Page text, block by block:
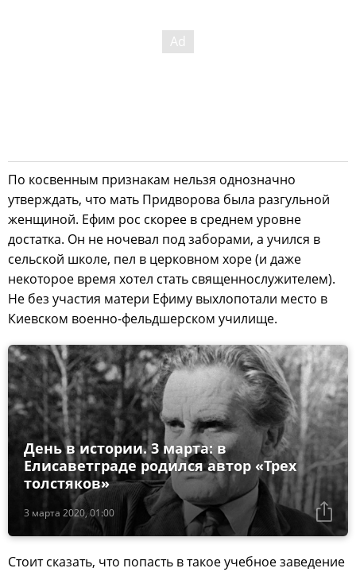
По косвенным признакам нельзя однозначно
утверждать, что мать Придворова была разгульной
женщиной. Ефим рос скорее в среднем уровне
достатка. Он не ночевал под заборами, а учился в
сельской школе, пел в церковном хоре (и даже
некоторое время хотел стать священнослужителем).
Не без участия матери Ефиму выхлопотали место в
Киевском военно-фельдшерском училище.
3 марта 2020, 01:00
День в истории. 3 марта: в
Елисаветграде родился автор «Трех
толстяков»
Стоит сказать, что попасть в такое учебное заведение